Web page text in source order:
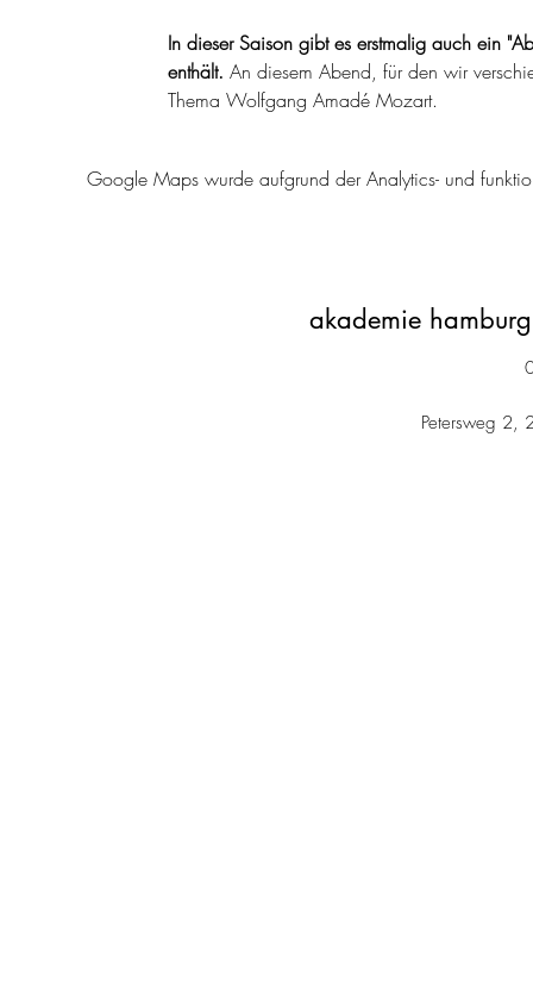
In dieser Saison gibt es erstmalig auch ein
enthält. An diesem Abend, für den wir
Thema Wolfgang Amadé Mozart.
Google Maps wurde aufgrund der Analytics- und
akademie
Petersweg 2,